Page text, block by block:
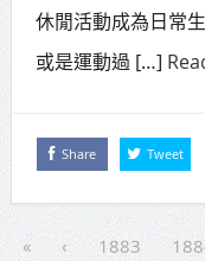
休閒活動成為日常
或是運動過 […]
Share Tweet
« ‹ 1883